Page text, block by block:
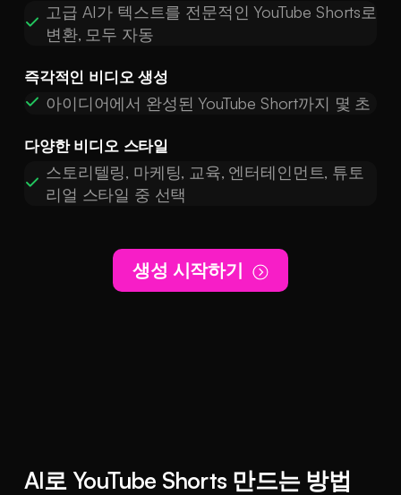
고급 AI가 텍스트를 전문적인 YouTube Shorts로
변환, 모두 자동
즉각적인 비디오 생성
아이디어에서 완성된 YouTube Short까지 몇 초
다양한 비디오 스타일
스토리텔링, 마케팅, 교육, 엔터테인먼트, 튜토
리얼 스타일 중 선택
생성 시작하기
AI로 YouTube Shorts 만드는 방법